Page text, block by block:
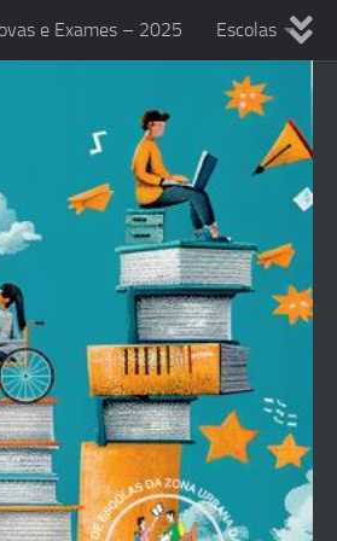
e Exames – 2025 Escolas
Autoavaliação do AEZUFF